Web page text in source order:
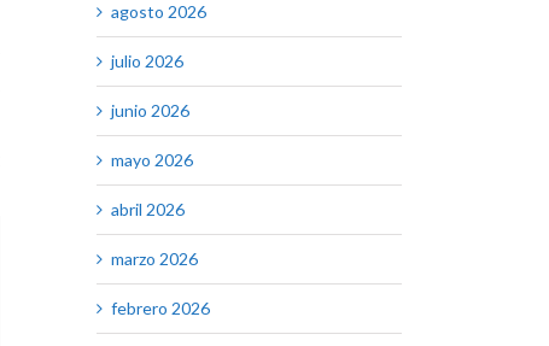
agosto 2026
julio 2026
junio 2026
mayo 2026
abril 2026
marzo 2026
febrero 2026